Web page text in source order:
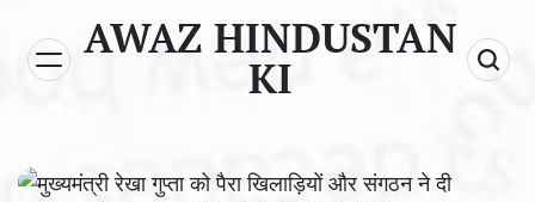
content
AWAZ HINDUSTAN
KI